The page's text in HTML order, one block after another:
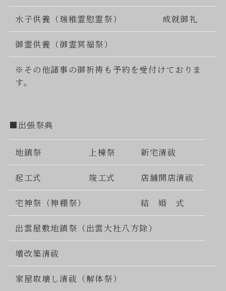
水子供養（瑞稚霊慰霊祭） 成就御礼
御霊供養（御霊冥福祭）
※その他諸事の御祈祷も予約を受付けておりま
す。
■出張祭典
地鎮祭 上棟祭 新宅清祓
起工式 竣工式 店舗開店清祓
宅神祭（神棚祭） 結 婚 式
出雲屋敷地鎮祭（出雲大社八方除）
増改築清祓
家屋取壊し清祓（解体祭）